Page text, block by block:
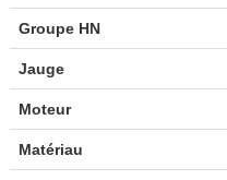
Groupe HN
Jauge
Moteur
Matériau